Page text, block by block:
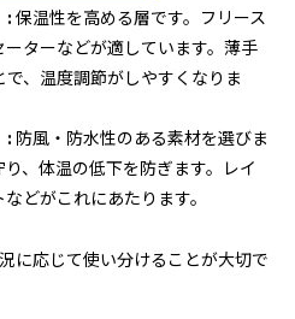
: 保温性を高める層です。フリース
ターなどが適しています。薄手
、温度調節がしやすくなりま
: 防風・防水性のある素材を選びま
、体温の低下を防ぎます。レイ
どがこれにあたります。
に応じて使い分けることが大切で